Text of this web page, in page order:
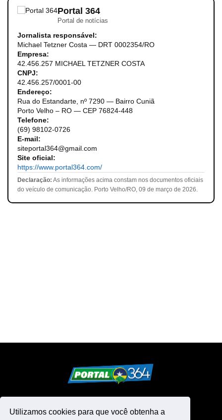
Utilizamos cookies para que você obtenha a
Portal 364
Portal de notícias
Jornalista responsável:
Michael Tetzner Costa — DRT 0002354/RO
Empresa:
42.456.257 MICHAEL TETZNER COSTA
CNPJ:
42.456.257/0001-00
Endereço:
Rua do Estandarte, nº 7290 — Bairro Cuniã
Porto Velho – RO — CEP 76824-448
Telefone:
(69) 98102-0726
E-mail:
siteportal364@gmail.com
Site oficial:
https://www.portal364.com/
Declaração: As informações acima constam nos documentos oficiais
do veículo de comunicação. Porto Velho/RO, 09 de março de 2026.